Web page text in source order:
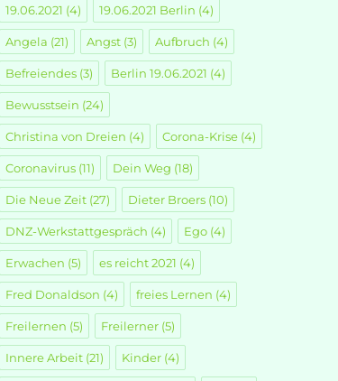
19.06.2021 (4) 19.06.2021 Berlin (4)
Angela (21) Angst(3) Aufbruch (4)
Befreiendes(3) Berlin 19.06.2021 (4)
Bewusstsein (24)
Christina von Dreien (4) Corona-Krise(4)
Coronavirus(11) Dein Weg (18)
Die Neue Zeit(27) Dieter Broers(10)
DNZ-Werkstattgespräch (4) Ego(4)
Erwachen (5) es reicht 2021 (4)
Fred Donaldson (4) freies Lernen (4)
Freilernen (5) Freilerner(5)
Innere Arbeit(21) Kinder(4)